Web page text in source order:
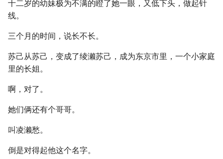
十二岁的幼妹极为不满的瞪了她一眼，又低下头，做起针
线。
三个月的时间，说长不长。
苏己从苏己，变成了绫濑苏己，成为东京市里，一个小家庭
里的长姐。
啊，对了。
她们俩还有个哥哥。
叫凌濑愁。
倒是对得起他这个名字。